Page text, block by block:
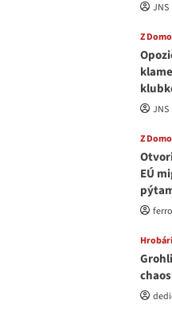
JNS
Z
JNS
Z
EÚ
ferro